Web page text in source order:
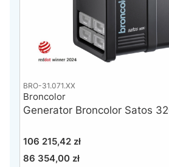
BRO-31.071.XX
Generator Broncolor Satos
Broncolor
Cena
106 215,42 zł
Cena
86 354,00 zł